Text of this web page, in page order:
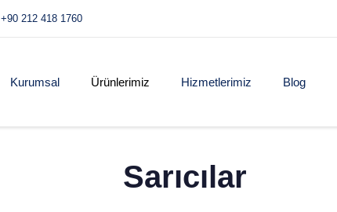
+90 212 418 1760
Kurumsal Ürünlerimiz Hizmetlerimiz Blog
Sarıcılar